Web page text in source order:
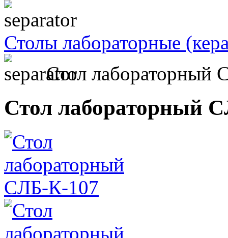
Столы лабораторные
Стол лабораторный
Стол лабораторный